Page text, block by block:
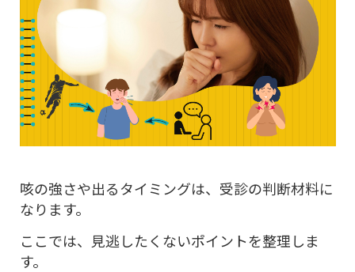
咳の強さや出るタイミングは、受診の判断材料に
なります。
ここでは、見逃したくないポイントを整理しま
す。